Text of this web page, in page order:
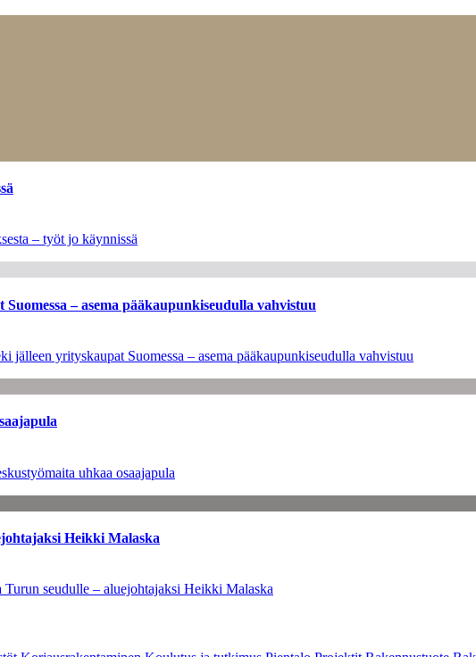
– työt jo käynnissä
– asema pääkaupunkiseudulla vahvistuu
jälleen yrityskaupat Suomessa – asema pääkaupunkiseudulla vahvistuu
uhkaa osaajapula
Heikki Malaska
seudulle – aluejohtajaksi Heikki Malaska